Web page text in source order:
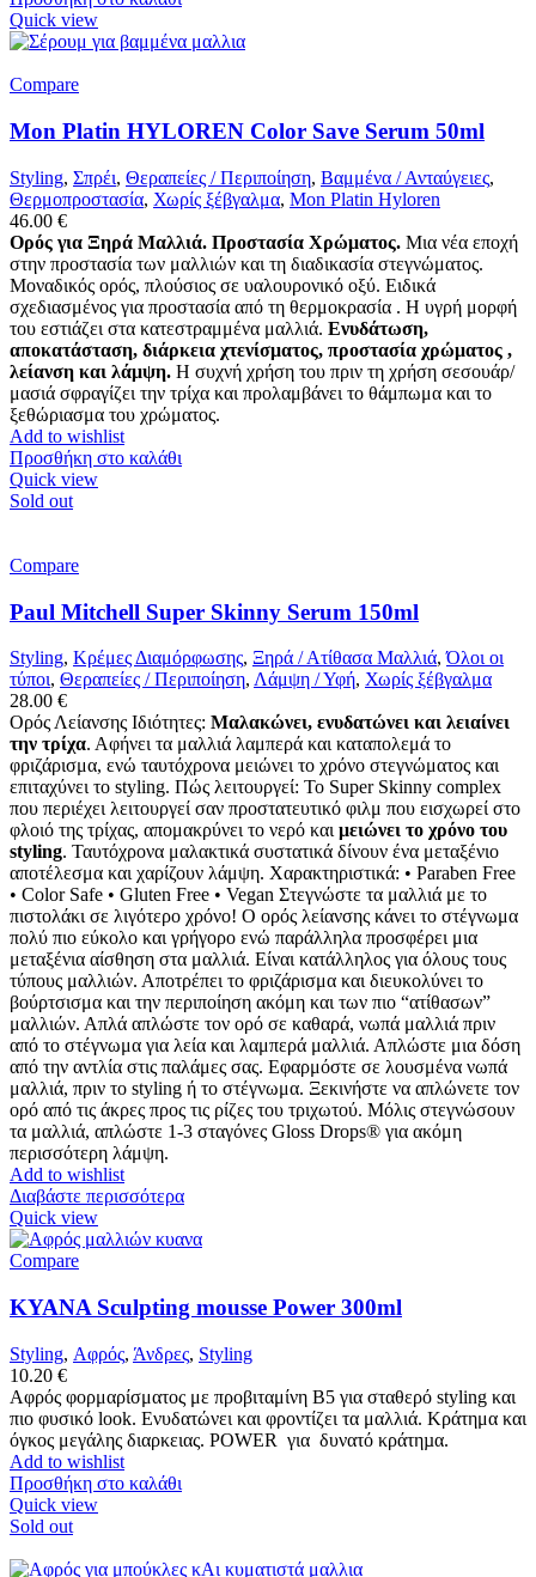
Quick view
Compare
Mon Platin HYLOREN Color Save Serum 50ml
Styling, Σπρέι, Θεραπείες / Περιποίηση, Βαμμένα / Ανταύγειες,
Θερμοπροστασία, Χωρίς ξέβγαλμα, Mon Platin Hyloren
46.00 €
Ορός για Ξηρά Μαλλιά. Προστασία Χρώματος. Μια νέα εποχή
στην προστασία των μαλλιών και τη διαδικασία στεγνώματος.
Μοναδικός ορός, πλούσιος σε υαλουρονικό οξύ. Ειδικά
σχεδιασμένος για προστασία από τη θερμοκρασία . Η υγρή μορφή
του εστιάζει στα κατεστραμμένα μαλλιά. Ενυδάτωση,
αποκατάσταση, διάρκεια χτενίσματος, προστασία χρώματος ,
λείανση και λάμψη. Η συχνή χρήση του πριν τη χρήση σεσουάρ/
μασιά σφραγίζει την τρίχα και προλαμβάνει το θάμπωμα και το
ξεθώριασμα του χρώματος.
Add to wishlist
Προσθήκη στο καλάθι
Quick view
Sold out
Compare
Paul Mitchell Super Skinny Serum 150ml
Styling, Κρέμες Διαμόρφωσης, Ξηρά / Ατίθασα Μαλλιά,Όλοι οι
τύποι, Θεραπείες / Περιποίηση, Λάμψη / Υφή, Χωρίς ξέβγαλμα
28.00 €
Ορός Λείανσης Ιδιότητες: Μαλακώνει, ενυδατώνει και λειαίνει
την τρίχα. Αφήνει τα μαλλιά λαμπερά και καταπολεμά το
φριζάρισμα, ενώ ταυτόχρονα μειώνει το χρόνο στεγνώματος και
επιταχύνει το styling. Πώς λειτουργεί: Το Super Skinny complex
που περιέχει λειτουργεί σαν προστατευτικό φιλμ που εισχωρεί στο
φλοιό της τρίχας, απομακρύνει το νερό και μειώνει το χρόνο του
styling. Ταυτόχρονα μαλακτικά συστατικά δίνουν ένα μεταξένιο
αποτέλεσμα και χαρίζουν λάμψη. Χαρακτηριστικά: • Paraben Free
• Color Safe • Gluten Free • Vegan Στεγνώστε τα μαλλιά με το
πιστολάκι σε λιγότερο χρόνο! Ο ορός λείανσης κάνει το στέγνωμα
πολύ πιο εύκολο και γρήγορο ενώ παράλληλα προσφέρει μια
μεταξένια αίσθηση στα μαλλιά. Είναι κατάλληλoς για όλους τους
τύπους μαλλιών. Αποτρέπει το φριζάρισμα και διευκολύνει το
βούρτσισμα και την περιποίηση ακόμη και των πιο “ατίθασων”
μαλλιών. Απλά απλώστε τον ορό σε καθαρά, νωπά μαλλιά πριν
από το στέγνωμα για λεία και λαμπερά μαλλιά. Απλώστε μια δόση
από την αντλία στις παλάμες σας. Εφαρμόστε σε λουσμένα νωπά
μαλλιά, πριν το styling ή το στέγνωμα. Ξεκινήστε να απλώνετε τον
ορό από τις άκρες προς τις ρίζες του τριχωτού. Μόλις στεγνώσουν
τα μαλλιά, απλώστε 1-3 σταγόνες Gloss Drops® για ακόμη
περισσότερη λάμψη.
Add to wishlist
Διαβάστε περισσότερα
Quick view
Compare
KYANA Sculpting mousse Power 300ml
Styling, Αφρός, Άνδρες, Styling
10.20 €
Αφρός φορμαρίσματος με προβιταμίνη Β5 για σταθερό styling και
πιο φυσικό look. Ενυδατώνει και φροντίζει τα μαλλιά. Κράτημα και
όγκος μεγάλης διαρκειας. POWER για δυνατό κράτηµα.
Add to wishlist
Προσθήκη στο καλάθι
Quick view
Sold out